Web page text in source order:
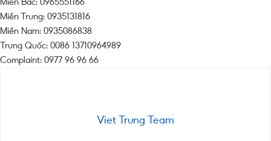
Miền Bắc: 0965551166
Miền Trung: 0935131816
Miền Nam: 0935086838
Trung Quốc: 0086 13710964989
Complaint: 0977 96 96 66
Viet Trung Team